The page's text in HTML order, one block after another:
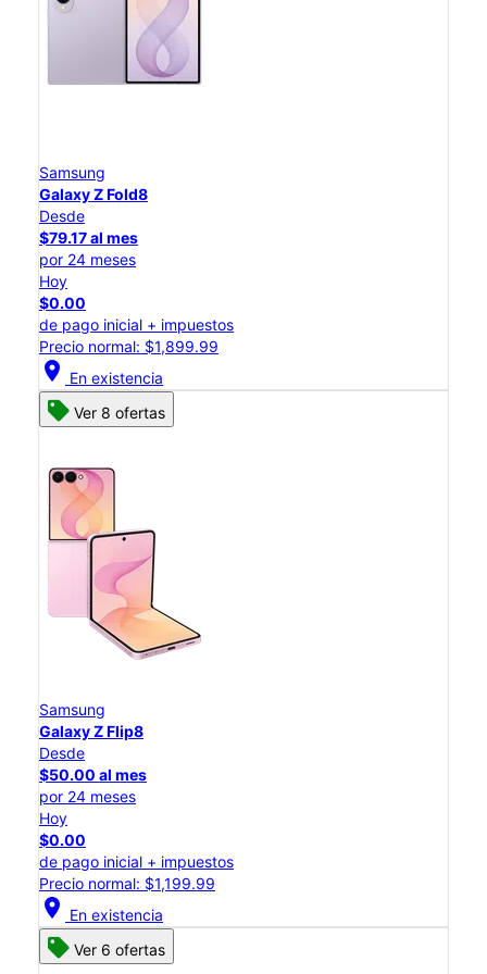
Samsung
Galaxy Z Fold8
Desde
$79.17 al mes
por 24 meses
Hoy
$0.00
de pago inicial + impuestos
Precio normal: $1,899.99
location_on En existencia
Ver 8 ofertas
Samsung
Galaxy Z Flip8
Desde
$50.00 al mes
por 24 meses
Hoy
$0.00
de pago inicial + impuestos
Precio normal: $1,199.99
location_on En existencia
Ver 6 ofertas